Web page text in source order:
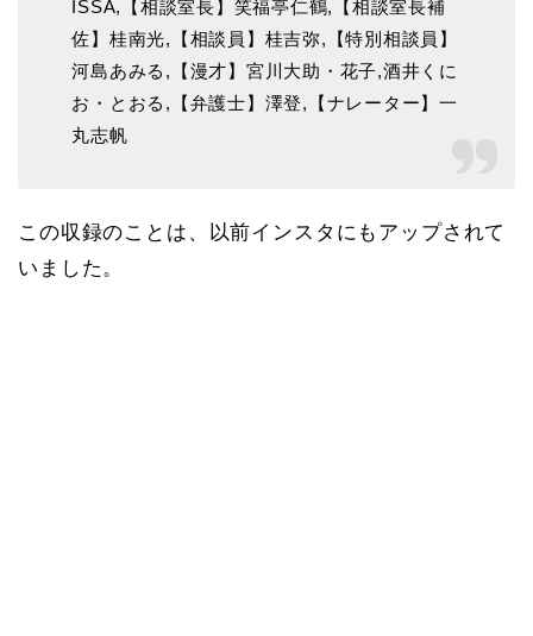
ISSA,【相談室長】笑福亭仁鶴,【相談室長補
佐】桂南光,【相談員】桂吉弥,【特別相談員】
河島あみる,【漫才】宮川大助・花子,酒井くに
お・とおる,【弁護士】澤登,【ナレーター】一
丸志帆
この収録のことは、以前インスタにもアップされて
いました。